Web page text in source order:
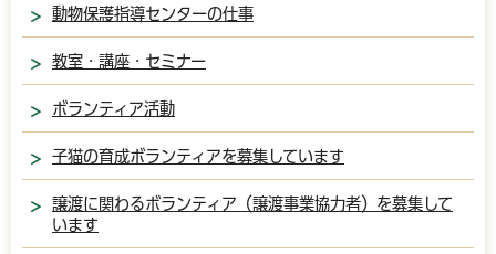
動物保護指導センターの仕事
教室・講座・セミナー
ボランティア活動
子猫の育成ボランティアを募集しています
譲渡に関わるボランティア（譲渡事業協力者）を募集して
います